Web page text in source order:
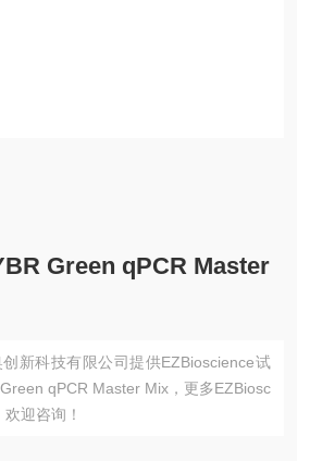
Green qPCR Master
新科技有限公司提供EZBioscience试
qPCR Master Mix，更多EZBiosc
迎咨询！